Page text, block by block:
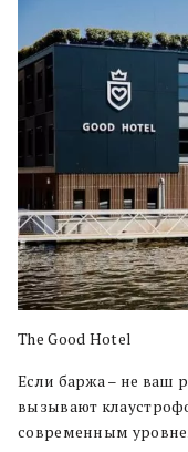
The Good Hotel
Если баржа – не ваш
вызывают
современным